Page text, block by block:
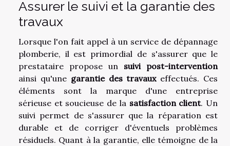
Assurer le suivi et la garantie des
travaux
Lorsque l'on fait appel à un service de dépannage
plomberie, il est primordial de s'assurer que le
prestataire propose un suivi post-intervention
ainsi qu'une garantie des travauxeffectués. Ces
éléments sont la marque d'une entreprise
sérieuse et soucieuse de la satisfaction client. Un
suivi permet de s'assurer que la réparation est
durable et de corriger d'éventuels problèmes
résiduels. Quant à la garantie, elle témoigne de la